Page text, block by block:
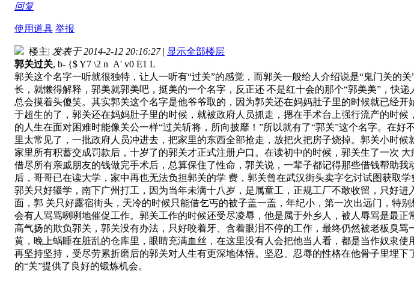
回复
使用道具 举报
楼主| 发表于 2014-2-12 20:16:27 | 显示全部楼层
郭关过关, b- {$ Y7 \2 n A' v0 E1 L
郭关这个名字一听就很独特，让人一听有“过关”的感觉，而郭关一般给人介绍说是“鬼门关的
长，就懒得解释，郭美就郭美吧，挺美的一个名字，反正还 不是红十会的那个“郭美美”，快
总会摸着头傻笑。其实郭关这个名字是他爷爷取的，因为郭关还在妈妈肚子里的时候就已经
于超生的了，郭关还在妈妈肚子里的时候，就被政府人员抓走，摁在手术台上强行流产的时
的人生在面对困难时能像关公一样“过关斩将，所向披靡！”所以就有了“郭关”这个名字。在
里太常见了，一批政府人员冲进去，把家里的东西全部抢走，放把火把房子烧掉。郭关小时
家里所有积蓄交成罚款后，十岁了的郭关才正式注册户口。在读初中的时候，郭关生了一次
借尽所有亲戚朋友的钱做完手术后，总算保住了性命，郭关说，一辈子都记得那些借钱帮助
后，哥哥已在读大学，家中再也无法负担郭关的学 费，郭关曾在武汉街头卖字乞讨试图获取
郭关只好辍学，南下广州打工，因为当年未满十八岁，是属童工，正规工厂不敢收留，只好
面，郭 关只好露宿街头，天冷的时候只能借乞丐的被子盖一盖，年纪小，第一次出远门，特
会有人骂骂咧咧地催促工作。郭关工作的时候还受尽凌辱，他是属于外乡人，被人辱骂是最
高气扬的欺负郭关，郭关没有办法，只好咬着牙、含着眼泪不停的工作，最终仍然被老板臭
黄，晚上蜗睡在脏乱的仓库里，眼睛充满血丝，在这里没有人会把他当人看，都是当作奴隶
再坚持坚持，受尽劳累折磨后的郭关对人生有更深地体悟。坚忍、忍辱的性格在他骨子里埋
的“关”提供了良好的锻炼机会。